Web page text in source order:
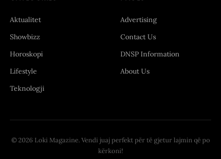
Aktualitet
Showbizz
Horoskopi
Lifestyle
Teknologji
Advertising
Contact Us
DNSP Information
About Us
© 2026 Loki Magazine. Vendi juaj perfekt për të gjetur lajmin që po
kërkoni!